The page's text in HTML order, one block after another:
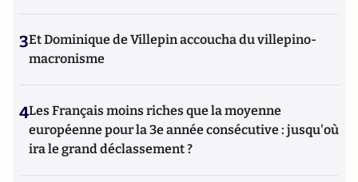
3Et Dominique de Villepin accoucha du villepino-
macronisme
4Les Français moins riches que la moyenne
européenne pour la 3e année consécutive : jusqu'où
ira le grand déclassement ?